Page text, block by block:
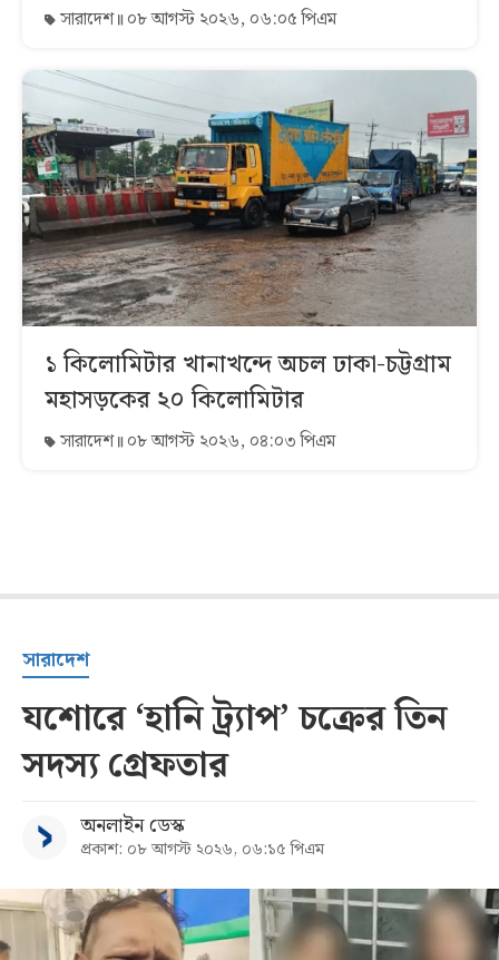
সারাদেশ ০৮ আগস্ট ২০২৬, ০৬:০৫ পিএম
১ কিলোমিটার খানাখন্দে অচল ঢাকা-চট্টগ্রাম
মহাসড়কের ২০ কিলোমিটার
সারাদেশ ০৮ আগস্ট ২০২৬, ০৪:০৩ পিএম
সারাদেশ
যশোরে ‘হানি ট্র্যাপ’ চক্রের তিন
সদস্য গ্রেফতার
অনলাইন ডেস্ক
প্রকাশ: ০৮ আগস্ট ২০২৬, ০৬:১৫ পিএম